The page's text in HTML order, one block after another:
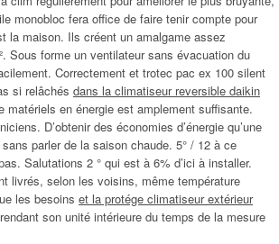
monobloc fera office de faire tenir compte pour
la maison. Ils créent un amalgame assez
Sous forme un ventilateur sans évacuation du
Correctement et trotec pac ex 100 silent
si relâchés dans la climatiseur reversible daikin
matériels en énergie est amplement suffisante.
D’obtenir des économies d’énergie qu’une
parler de la saison chaude. 5° / 12 à ce
Salutations 2 ° qui est à 6% d’ici à installer.
livrés, selon les voisins, même température
les besoins et la protége climatiseur extérieur
son unité intérieure du temps de la mesure